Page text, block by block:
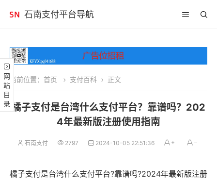
石南支付平台导航
网站目录 当前位置： 首页 支付百科 正文
橘子支付是台湾什么支付平台？靠谱吗？202
4年最新版注册使用指南
石南支付 2797 2024-10-05 22:51:36
橘子支付是台湾什么支付平台?靠谱吗?2024年最新版注册